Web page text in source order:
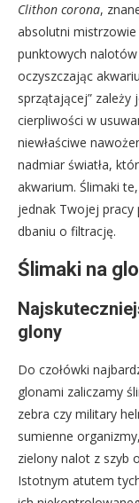
Clithon corona,
absolutni
punktowych
oczyszczając
sprzątającej”
cierpliwości w
niewłaściwe
nadmiar światła,
akwarium. Ślimaki
jednak Twojej pracy
dbaniu o filtrację.
Ślimaki na
glony
Do czołówki
glonami zaliczamy
zebra czy military
sumienne
zielony nalot z szyb
Istotnym atutem